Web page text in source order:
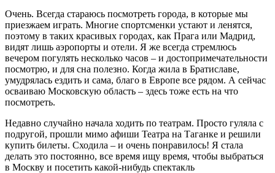
Очень. Всегда стараюсь посмотреть города, в которые мы
приезжаем играть. Многие спортсменки устают и ленятся,
поэтому в таких красивых городах, как Прага или Мадрид,
видят лишь аэропорты и отели. Я же всегда стремлюсь
вечером погулять несколько часов – и достопримечательности
посмотрю, и для сна полезно. Когда жила в Братиславе,
умудрялась ездить и сама, благо в Европе все рядом. А сейчас
осваиваю Московскую область – здесь тоже есть на что
посмотреть.
Недавно случайно начала ходить по театрам. Просто гуляла с
подругой, прошли мимо афиши Театра на Таганке и решили
купить билеты. Сходила – и очень понравилось! Я стала
делать это постоянно, все время ищу время, чтобы выбраться
в Москву и посетить какой-нибудь спектакль